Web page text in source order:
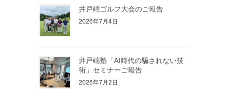
井戸端ゴルフ大会のご報告
2026年7月4日
井戸端塾「AI時代の騙されない技
術」セミナーご報告
2026年7月2日